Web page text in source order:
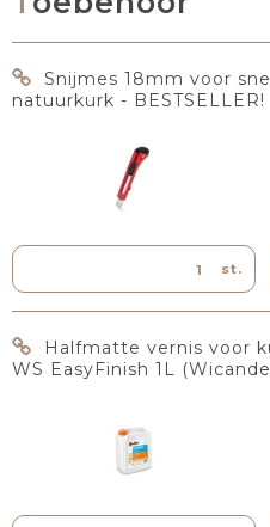
Snijmes 18mm voor
natuurkurk - BESTSELLER!
st.
Halfmatte vernis voor
WS EasyFinish 1L